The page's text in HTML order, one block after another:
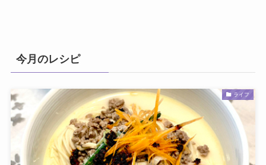
今月のレシピ
ライフ